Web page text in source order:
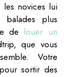
novices lui
balades plus
de louer un
que vous
Votre
sortir des